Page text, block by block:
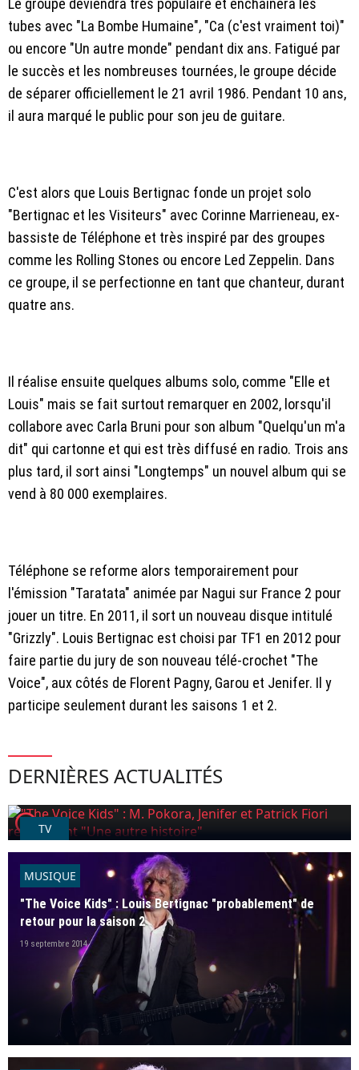
Le groupe deviendra très populaire et enchainera les
tubes avec "La Bombe Humaine", "Ca (c'est vraiment toi)"
ou encore "Un autre monde" pendant dix ans. Fatigué par
le succès et les nombreuses tournées, le groupe décide
de séparer officiellement le 21 avril 1986. Pendant 10 ans,
il aura marqué le public pour son jeu de guitare.
C'est alors que Louis Bertignac fonde un projet solo
"Bertignac et les Visiteurs" avec Corinne Marrieneau, ex-
bassiste de Téléphone et très inspiré par des groupes
comme les Rolling Stones ou encore Led Zeppelin. Dans
ce groupe, il se perfectionne en tant que chanteur, durant
quatre ans.
Il réalise ensuite quelques albums solo, comme "Elle et
Louis" mais se fait surtout remarquer en 2002, lorsqu'il
collabore avec Carla Bruni pour son album "Quelqu'un m'a
dit" qui cartonne et qui est très diffusé en radio. Trois ans
plus tard, il sort ainsi "Longtemps" un nouvel album qui se
vend à 80 000 exemplaires.
Téléphone se reforme alors temporairement pour
l'émission "Taratata" animée par Nagui sur France 2 pour
jouer un titre. En 2011, il sort un nouveau disque intitulé
"Grizzly". Louis Bertignac est choisi par TF1 en 2012 pour
faire partie du jury de son nouveau télé-crochet "The
Voice", aux côtés de Florent Pagny, Garou et Jenifer. Il y
participe seulement durant les saisons 1 et 2.
DERNIÈRES ACTUALITÉS
player2TV
"The Voice Kids" : M. Pokora, Jenifer et Patrick Fiori
reprennent "Une autre histoire"
26 août 2016
MUSIQUE
"The Voice Kids" : Louis Bertignac "probablement" de
retour pour la saison 2
19 septembre 2014